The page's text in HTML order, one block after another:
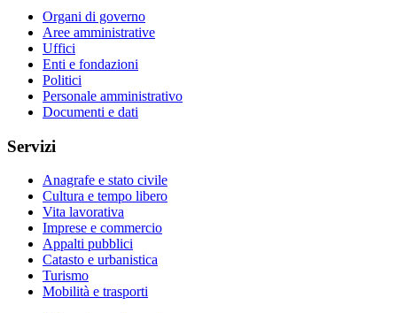
Organi di governo
Aree amministrative
Uffici
Enti e fondazioni
Politici
Personale amministrativo
Documenti e dati
Servizi
Anagrafe e stato civile
Cultura e tempo libero
Vita lavorativa
Imprese e commercio
Appalti pubblici
Catasto e urbanistica
Turismo
Mobilità e trasporti